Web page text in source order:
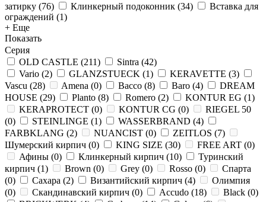
затирку (76) Клинкерный подоконник (34)
Вставка для
ограждений (1)
+ Еще
Показать
Серия
OLD CASTLE (211) Sintra (42)
Vario (2) GLANZSTUECK (1) KERAVETTE (3)
Vascu (28) Amena (0) Bacco (8) Baro (4)
DREAM
HOUSE (29) Planto (8) Romero (2) KONTUR EG (1)
KERAPROTECT (0) KONTUR СG (0)
RIEGEL 50
(0) STEINLINGE (1) WASSERBRAND (4)
FARBKLANG (2) NUANCIST (0) ZEITLOS (7)
Шумерский кирпич (0) KING SIZE (30) FREE ART (0)
Афины (0) Клинкерный кирпич (10)
Туринский
кирпич (1) Brown (0) Grey (0) Rosso (0)
Спарта
(0) Сахара (2) Византийский кирпич (4)
Олимпия
(0) Скандинавский кирпич (0) Accudo (18) Black (0)